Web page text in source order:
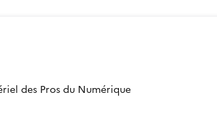
des Pros du Numérique